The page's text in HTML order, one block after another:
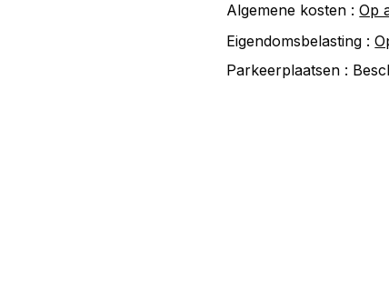
Algemene kosten : Op
Eigendomsbelasting :
Parkeerplaatsen :